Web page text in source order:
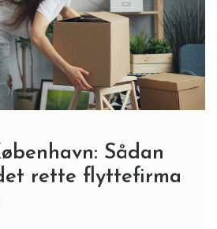
Sådan
rette flyttefirma